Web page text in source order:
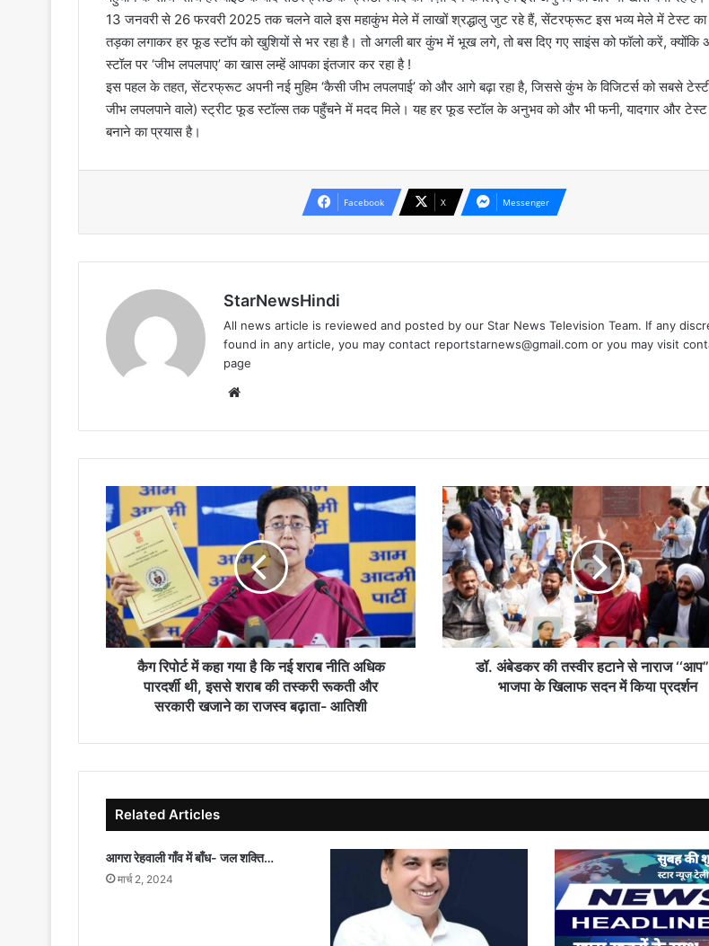
13 जनवरी से 26 फरवरी 2025 तक चलने वाले इस महाकुंभ मेले में लाखों श्रद्धालु जुट रहे हैं, सेंटरफ्रूट इस भव्य मेले में टेस्ट का
तड़का लगाकर हर फूड स्टॉप को खुशियों से भर रहा है। तो अगली बार कुंभ में भूख लगे, तो बस दिए गए साइंस को फॉलो करें,
स्टॉल पर ‘जीभ लपलपाए’ का खास लम्हें आपका इंतजार कर रहा है !
इस पहल के तहत, सेंटरफ्रूट अपनी नई मुहिम ‘कैसी जीभ लपलपाई’ को और आगे बढ़ा रहा है, जिससे कुंभ के विजिटर्स को सबसे
जीभ लपलपाने वाले) स्ट्रीट फूड स्टॉल्स तक पहुँचने में मदद मिले। यह हर फूड स्टॉल के अनुभव को और भी फनी, यादगार और
बनाने का प्रयास है।
Facebook X Messenger
StarNewsHindi
All news article is reviewed and posted by our Star News Television Team. If any
found in any article, you may contact reportstarnews@gmail.com or you may visit
page
कैग
रिपोर्ट
में
कहा
गया
है
कि
नई
शराब
इससे
तस्करी
रूकती
और
सरकारी
खजाने
कैग रिपोर्ट में कहा गया है कि नई शराब नीति अधिक
पारदर्शी थी, इससे शराब की तस्करी रूकती और
सरकारी खजाने का राजस्व बढ़ाता- आतिशी
डॉ.
अंबेडकर
की
तस्वीर
हटाने
से
नाराज
‘‘आप’’
ने
में
डॉ. अंबेडकर की तस्वीर हटाने से नाराज
भाजपा के खिलाफ सदन में किया प्रदर्शन
Related Articles
आगरा रेहवाली गाँव में बाँध- जल शक्ति…
मार्च 2, 2024